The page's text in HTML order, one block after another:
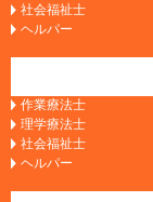
社会福祉士
ヘルパー
作業療法士
理学療法士
社会福祉士
ヘルパー